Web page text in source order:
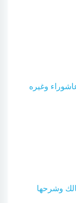
وغيره
وشرحها